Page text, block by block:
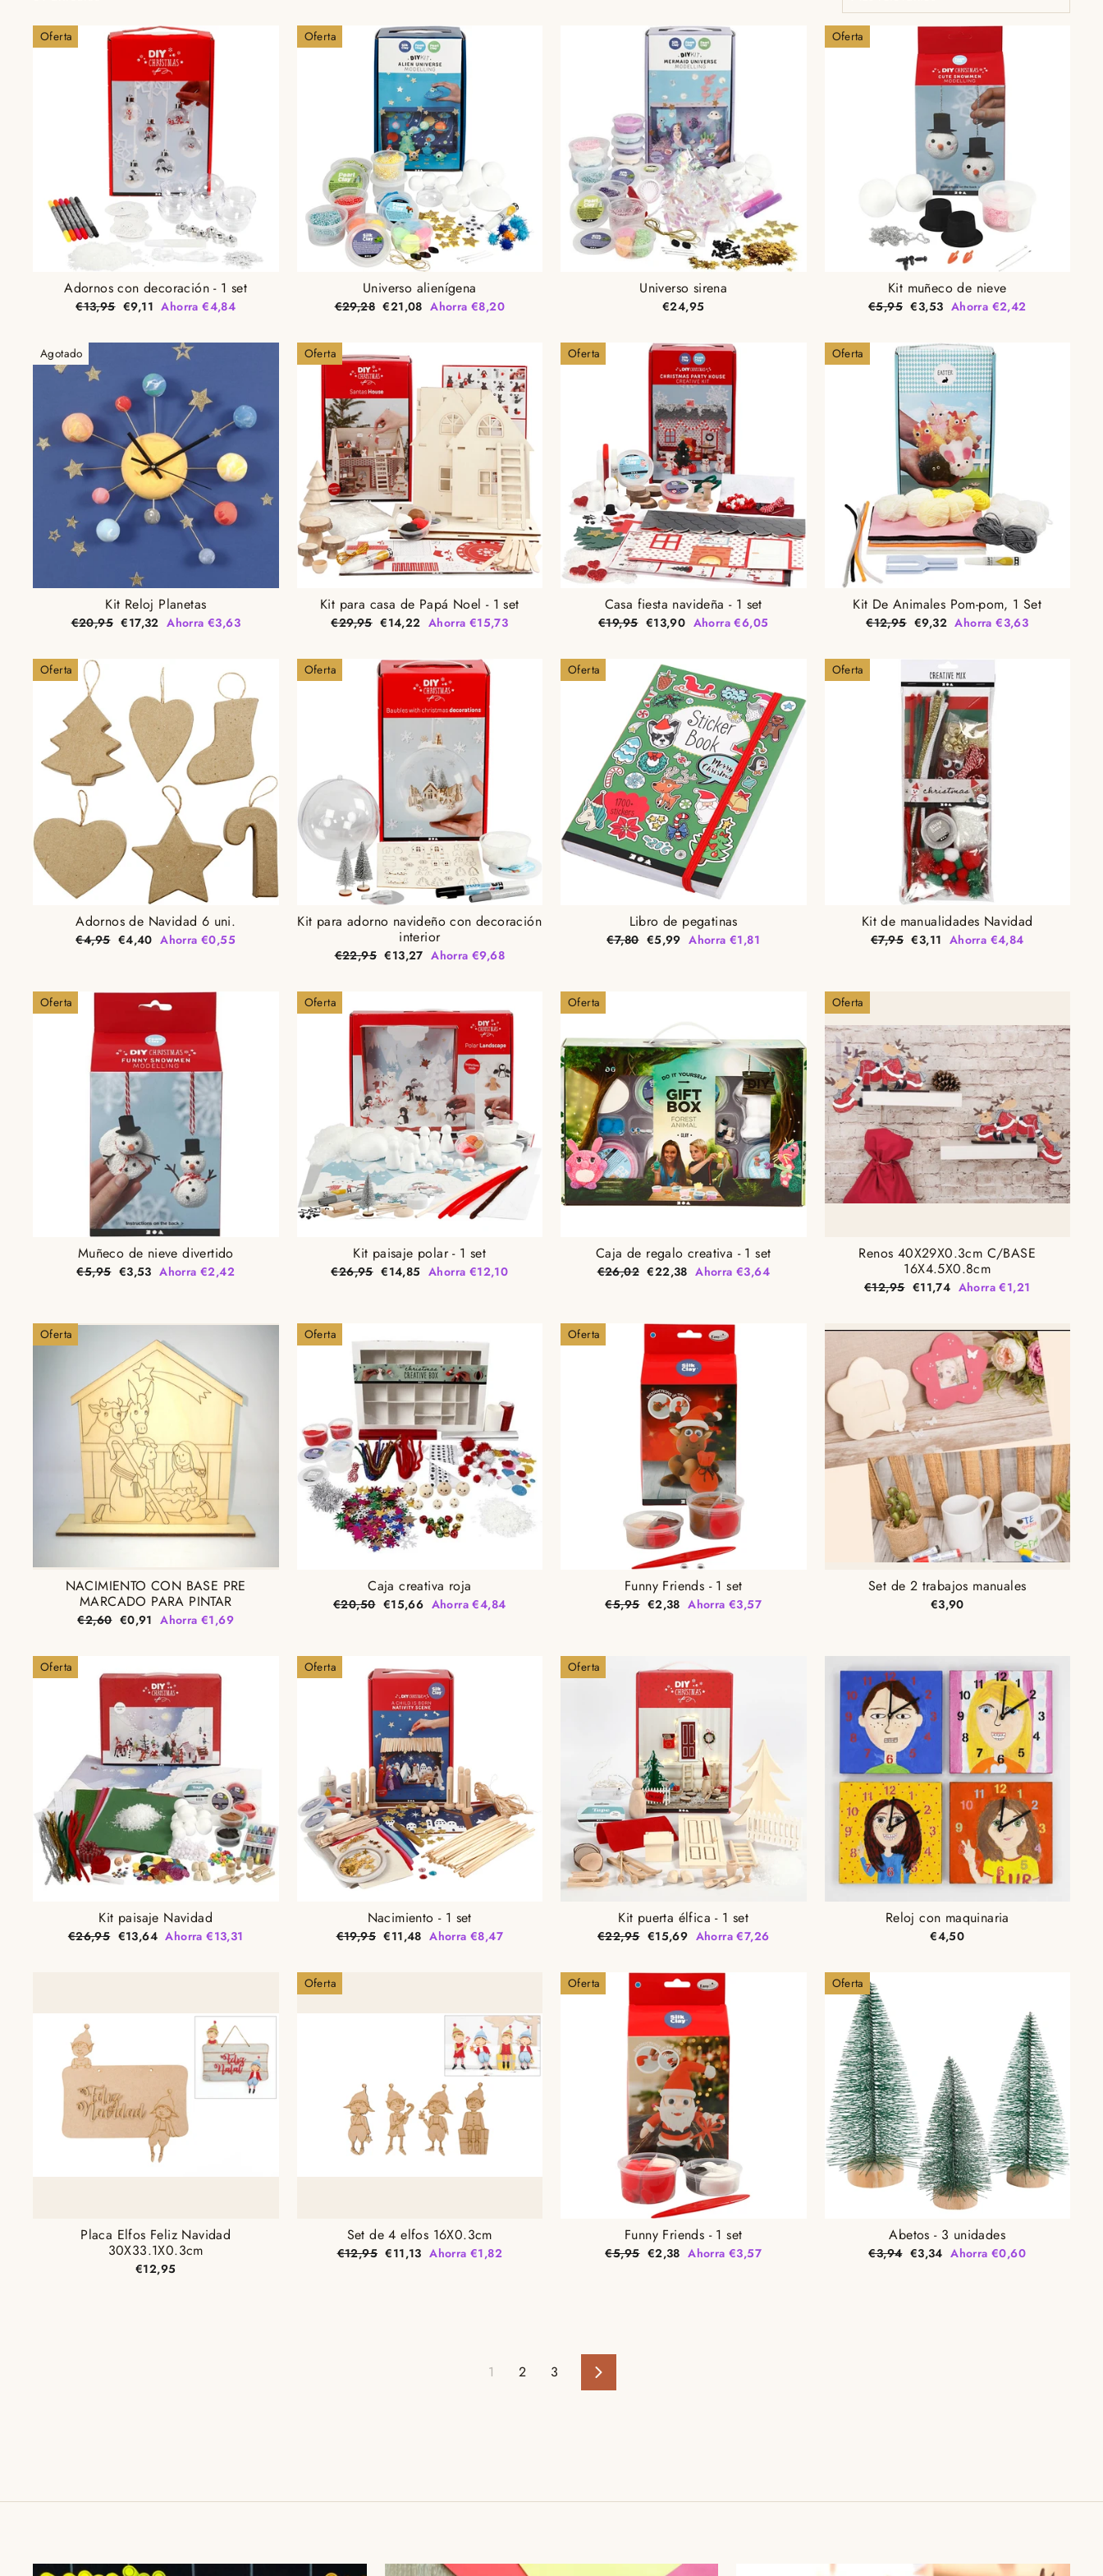
Oferta
Adornos con decoración - 1 set
Precio
habitual
€13,95 Precio
€9,11 Ahorra €4,84
Oferta
Universo alienígena
Precio
habitual
€29,28 Precio
€21,08 Ahorra €8,20
Universo sirena
€24,95
Oferta
Kit muñeco de nieve
Precio
habitual
€5,95 Precio
€3,53 Ahorra €2,42
Agotado
Kit Reloj Planetas
Precio
€20,95 Precio
€17,32 Ahorra €3,63
Oferta
Kit para casa de Papá Noel - 1 set
Precio
€29,95 Precio
€14,22 Ahorra €15,73
Oferta
Casa fiesta navideña - 1 set
Precio
€19,95 Precio
€13,90 Ahorra €6,05
Oferta
Kit De Animales Pom-pom, 1 Set
Precio
€12,95 Precio
€9,32 Ahorra €3,63
Oferta
Adornos de Navidad 6 uni.
Precio
habitual
€4,95 Precio
€4,40 Ahorra €0,55
Oferta
Kit para adorno navideño con decoración
interior
Precio
habitual
€22,95 Precio
€13,27 Ahorra €9,68
Oferta
Libro de pegatinas
Precio
habitual
€7,80 Precio
€5,99 Ahorra €1,81
Oferta
Kit de manualidades Navidad
Precio
habitual
€7,95 Precio
€3,11 Ahorra €4,84
Oferta
Muñeco de nieve divertido
Precio
€5,95 Precio
€3,53 Ahorra €2,42
Oferta
Kit paisaje polar - 1 set
Precio
€26,95 Precio
€14,85 Ahorra €12,10
Oferta
Caja de regalo creativa - 1 set
Precio
€26,02 Precio
€22,38 Ahorra €3,64
Oferta
Renos 40X29X0.3cm C/BASE
16X4.5X0.8cm
Precio
€12,95 Precio
€11,74 Ahorra €1,21
Oferta
NACIMIENTO CON BASE PRE
MARCADO PARA PINTAR
Precio
habitual
€2,60 Precio
€0,91 Ahorra €1,69
Oferta
Caja creativa roja
Precio
habitual
€20,50 Precio
€15,66 Ahorra €4,84
Oferta
Funny Friends - 1 set
Precio
habitual
€5,95 Precio
€2,38 Ahorra €3,57
Set de 2 trabajos manuales
€3,90
Oferta
Kit paisaje Navidad
Precio
€26,95 Precio
€13,64 Ahorra €13,31
Oferta
Nacimiento - 1 set
Precio
€19,95 Precio
€11,48 Ahorra €8,47
Oferta
Kit puerta élfica - 1 set
Precio
€22,95 Precio
€15,69 Ahorra €7,26
Reloj con maquinaria
€4,50
Placa Elfos Feliz Navidad
30X33.1X0.3cm
€12,95
Oferta
Set de 4 elfos 16X0.3cm
Precio
habitual
€12,95 Precio
€11,13 Ahorra €1,82
Oferta
Funny Friends - 1 set
Precio
habitual
€5,95 Precio
€2,38 Ahorra €3,57
Oferta
Abetos - 3 unidades
Precio
habitual
€3,94 Precio
€3,34 Ahorra €0,60
1 2 3 Siguiente